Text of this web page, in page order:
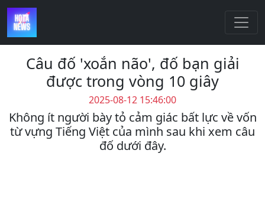
Câu đố 'xoắn não', đố bạn giải
được trong vòng 10 giây
2025-08-12 15:46:00
Không ít người bày tỏ cảm giác bất lực về vốn
từ vựng Tiếng Việt của mình sau khi xem câu
đố dưới đây.